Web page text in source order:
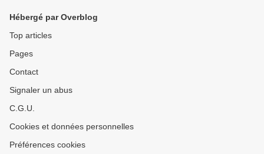
Hébergé par Overblog
Top articles
Pages
Contact
Signaler un abus
C.G.U.
Cookies et données personnelles
Préférences cookies